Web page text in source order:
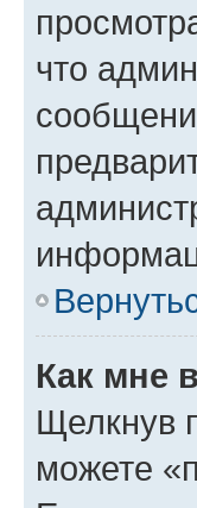
что
Как мне
Щелкнув
можете